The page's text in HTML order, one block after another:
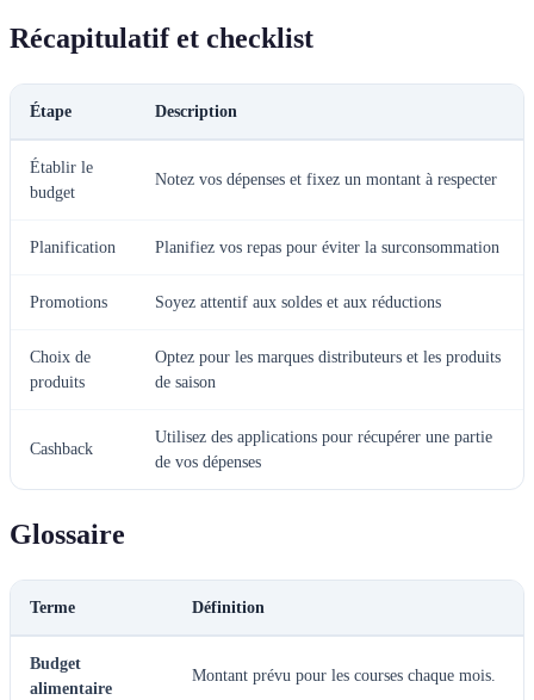
Récapitulatif et checklist
Étape Description
Établir le
budget
Notez vos dépenses et fixez un montant à respecter
Planification Planifiez vos repas pour éviter la surconsommation
Promotions Soyez attentif aux soldes et aux réductions
Choix de
produits
Optez pour les marques distributeurs et les produits
de saison
Cashback
Utilisez des applications pour récupérer une partie
de vos dépenses
Glossaire
Terme Définition
Budget
alimentaire
Montant prévu pour les courses chaque mois.